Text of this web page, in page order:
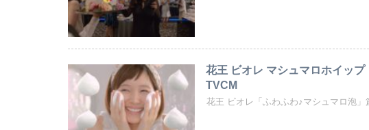
花王 ビオレ マシュマロホイッ
TVCM
花王 ビオレ「ふわふわ♪マシュマロ泡